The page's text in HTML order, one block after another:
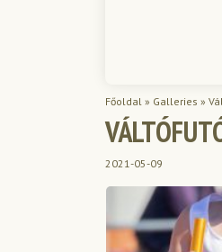
Főoldal » Galleries »
2021-05-09